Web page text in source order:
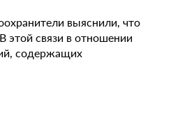
выяснили, что
этой связи в отношении
содержащих